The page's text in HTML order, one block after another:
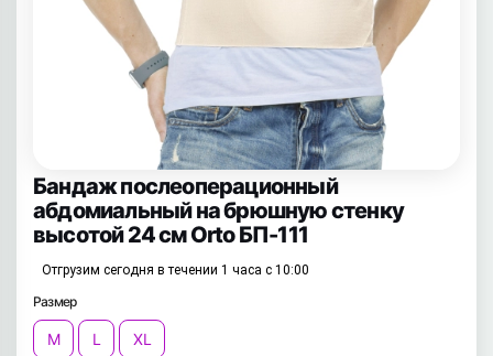
Бандаж послеоперационный
абдомиальный на брюшную стенку
высотой 24 см Orto БП-111
Отгрузим сегодня в течении 1 часа с 10:00
Размер
M L XL